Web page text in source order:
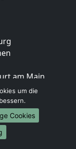
am Main
um die
Cookies